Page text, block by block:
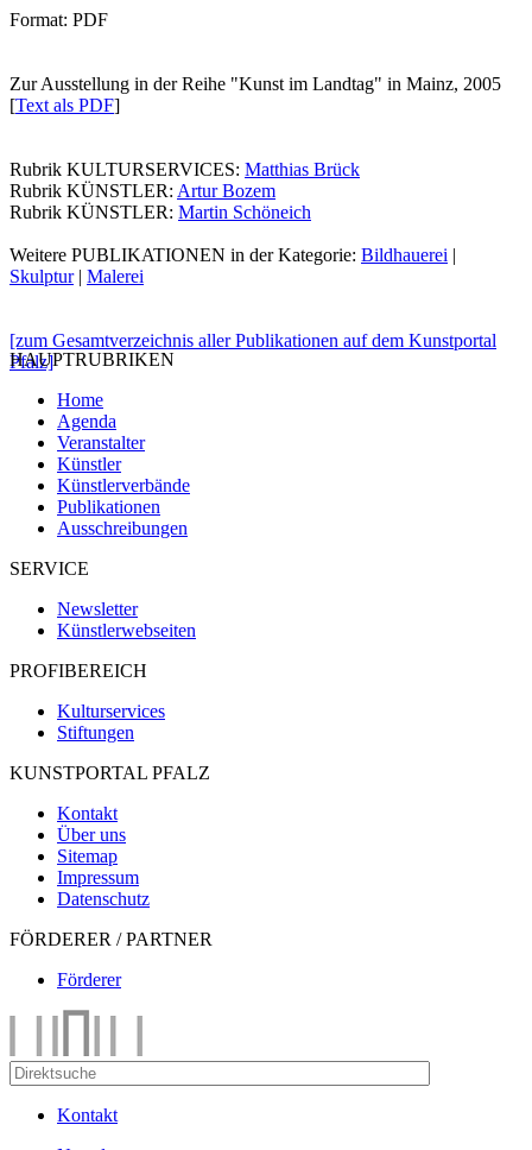
Format: PDF
Zur Ausstellung in der Reihe "Kunst im Landtag" in Mainz, 2005
[Text als PDF]
Rubrik KULTURSERVICES: Matthias Brück
Rubrik KÜNSTLER: Artur Bozem
Rubrik KÜNSTLER: Martin Schöneich
Weitere PUBLIKATIONEN in der Kategorie: Bildhauerei |
Skulptur| Malerei
[zum Gesamtverzeichnis aller Publikationen auf dem Kunstportal
Pfalz]
HAUPTRUBRIKEN
Home
Agenda
Veranstalter
Künstler
Künstlerverbände
Publikationen
Ausschreibungen
SERVICE
Newsletter
Künstlerwebseiten
PROFIBEREICH
Kulturservices
Stiftungen
KUNSTPORTAL PFALZ
Kontakt
Über uns
Sitemap
Impressum
Datenschutz
FÖRDERER / PARTNER
Förderer
Kontakt